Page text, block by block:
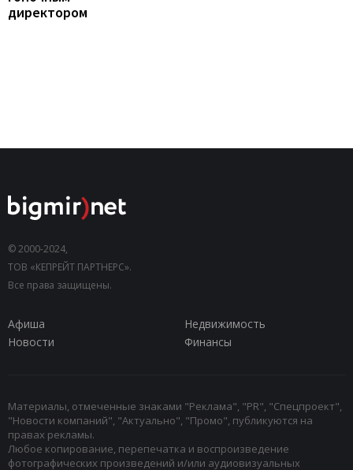
директором
© 2000-2024,
ТОВ «КЕПРЕЙТ ПАРТНЕРС».
Все права защищены.
Афиша
Недвижимость
Новости
Финансы
Материалы, отмеченные знаками "Реклама", "PR", "Спецпроект",
"Новости компаний", "Актуально", "Промо", публикуются на
правах рекламы.
Любое копирование, перепечатка и воспроизведение
фотографических произведений и/или аудиовизуальных